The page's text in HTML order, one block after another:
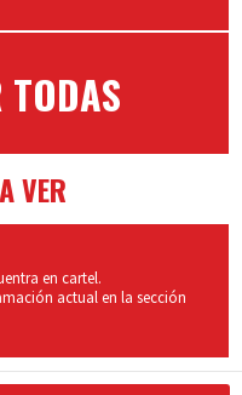
TODAS
VER
en cartel.
actual en la sección